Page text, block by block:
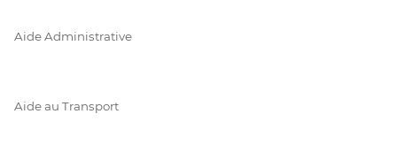
Aide Administrative
Aide au Transport